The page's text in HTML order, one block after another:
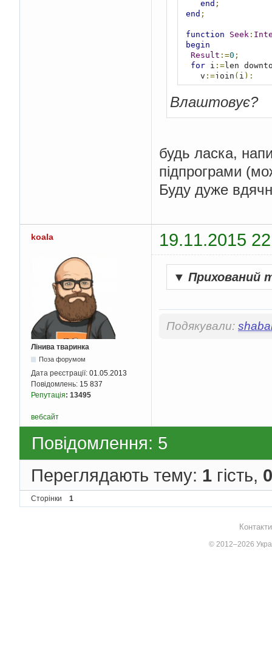
end ;
end ;
function Seek :
begin
Result :=0 ;
for i :=len
    v
:=join ( i );
if (max<v) or
end;
  writeln
(Seek);
  readln
;
end .
Влаштовує?
будь ласка,
підпрограми
Буду дуже
koala 19.11.2015
Лінива тваринка
Поза форумом
Дата реєстрації: 01.05.2013
Повідомлень: 15 837
Репутація: 13495
▼ Прихований
Подякували:
вебсайт
Повідомлення: 5
Переглядають тему: 1 гість, 0
Сторінки 1
© 2012–2026